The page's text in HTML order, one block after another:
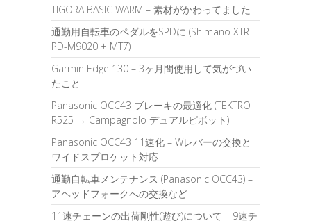
TIGORA BASIC WARM – 素材がかわってました
通勤用自転車のペダルをSPDに (Shimano XTR
PD-M9020 + MT7)
Garmin Edge 130 – 3ヶ月間使用して気がづい
たこと
Panasonic OCC43 ブレーキの最適化 (TEKTRO
R525 → Campagnolo デュアルピボット)
Panasonic OCC43 11速化 – Wレバーの交換と
ワイドスプロケット対応
通勤自転車メンテナンス (Panasonic OCC43) –
アヘッドフォークへの交換など
11速チェーンの出荷剛性(遊び)について – 9速チ